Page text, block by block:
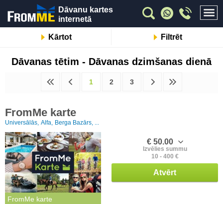
Dāvanu kartes
internetā
Kārtot Filtrēt
Dāvanas tētim - Dāvanas dzimšanas dienā
1 2 3
FromMe karte
Universālās, Alfa, Berga Bazārs, ...
FromMe karte
€ 50.00
Izvēlies summu
10 - 400 €
Atvērt